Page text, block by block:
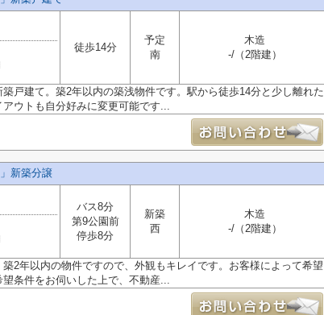
徒歩14分
予定
南
木造
-/（2階建）
戸建て。築2年以内の築浅物件です。駅から徒歩14分と少し離れた
ウトも自分好みに変更可能です...
新築分譲
バス8分
第9公園前
停歩8分
新築
西
木造
-/（2階建）
2年以内の物件ですので、外観もキレイです。お客様によって希望
条件をお伺いした上で、不動産...